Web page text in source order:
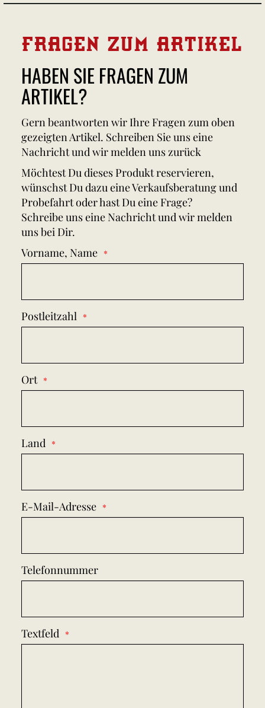
FRAGEN ZUM ARTIKEL
HABEN SIE FRAGEN ZUM
ARTIKEL?
Gern beantworten wir Ihre Fragen zum oben
gezeigten Artikel. Schreiben Sie uns eine
Nachricht und wir melden uns zurück
Möchtest Du dieses Produkt reservieren,
wünschst Du dazu eine Verkaufsberatung und
Probefahrt oder hast Du eine Frage?
Schreibe uns eine Nachricht und wir melden
uns bei Dir.
Vorname, Name
Postleitzahl
Ort
Land
E-Mail-Adresse
Telefonnummer
Textfeld